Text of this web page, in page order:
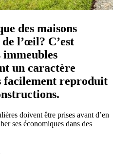
des maisons
l’œil? C’est
immeubles
un caractère
facilement reproduit
doivent être prises avant d’en
ses économiques dans des